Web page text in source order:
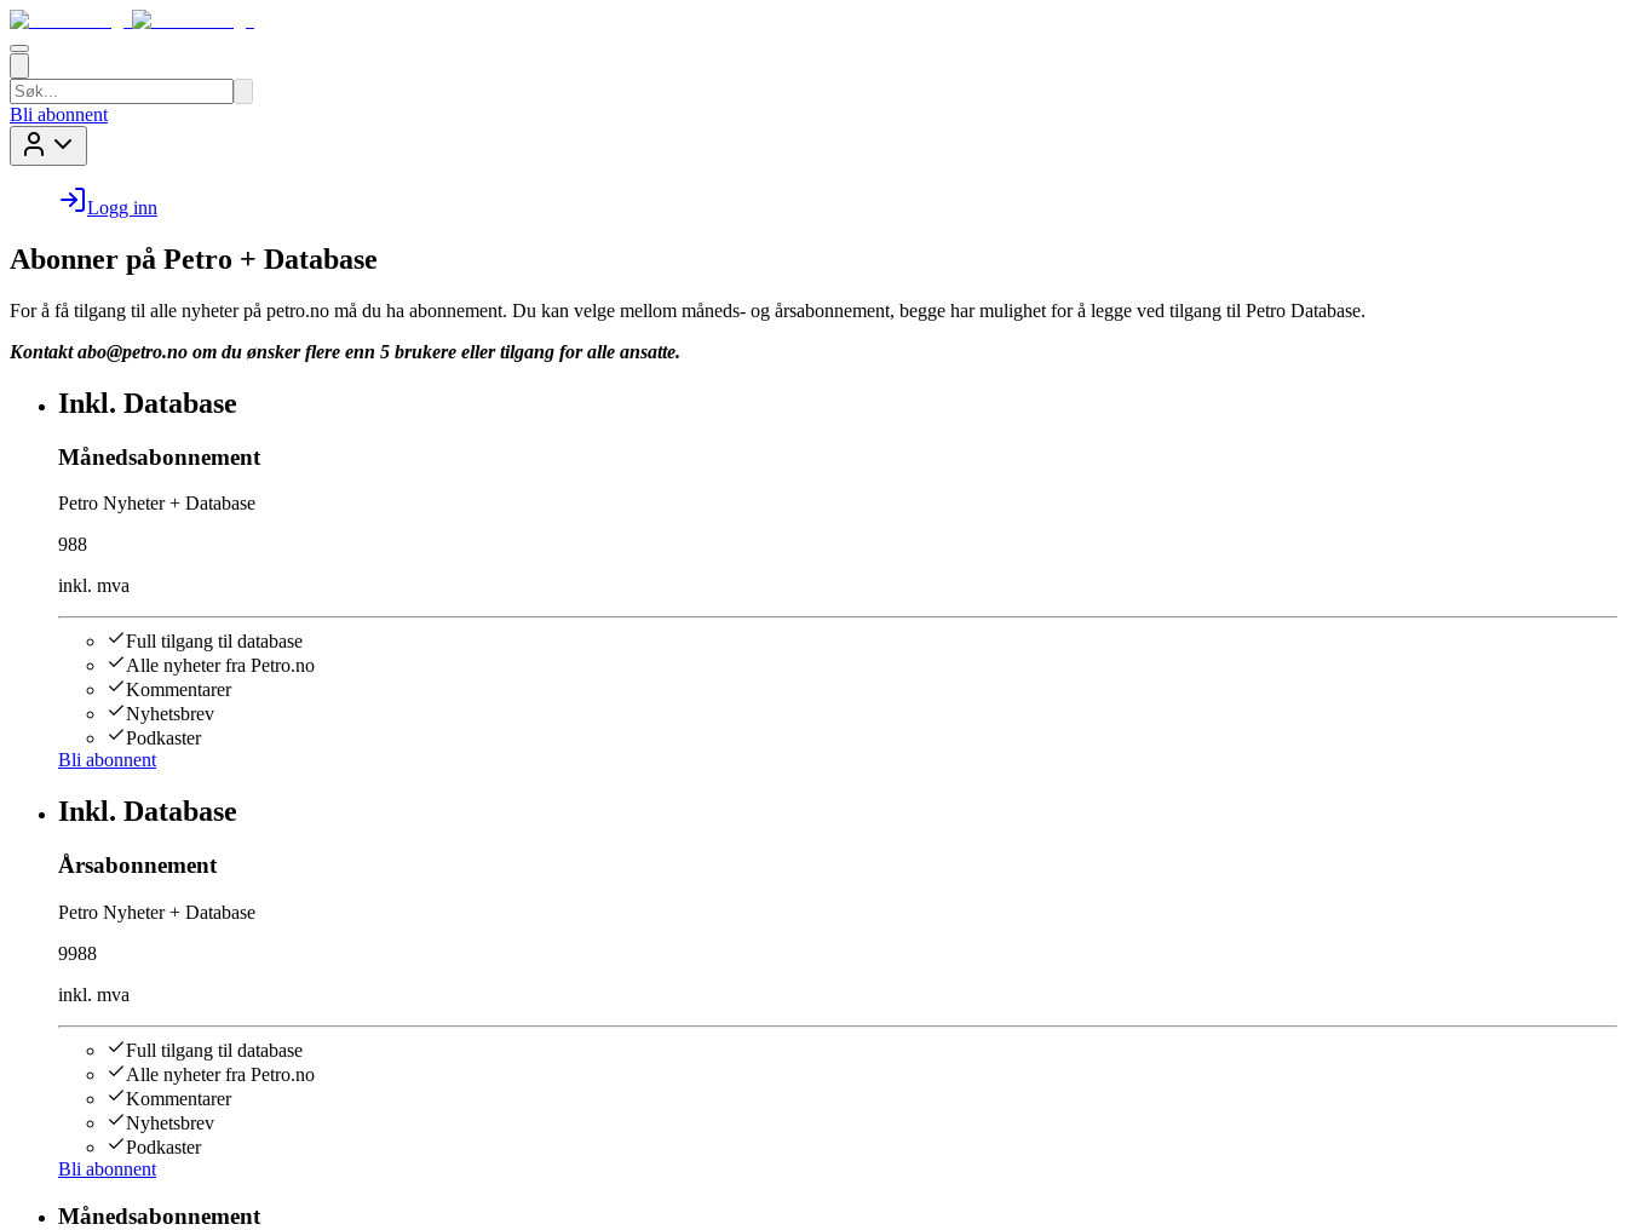
Bli abonnent
Logg inn
Abonner på Petro + Database
For å få tilgang til alle nyheter på petro.no må du ha abonnement. Du kan velge mellom måneds- og årsabonnement, begge har mulighet for å legge ved tilgang til Petro Database.
Kontakt abo@petro.no om du ønsker flere enn 5 brukere eller tilgang for alle ansatte.
Inkl. Database
Månedsabonnement
Petro Nyheter + Database
988
inkl. mva
Full tilgang til database
Alle nyheter fra Petro.no
Kommentarer
Nyhetsbrev
Podkaster
Bli abonnent
Inkl. Database
Årsabonnement
Petro Nyheter + Database
9988
inkl. mva
Full tilgang til database
Alle nyheter fra Petro.no
Kommentarer
Nyhetsbrev
Podkaster
Bli abonnent
Månedsabonnement